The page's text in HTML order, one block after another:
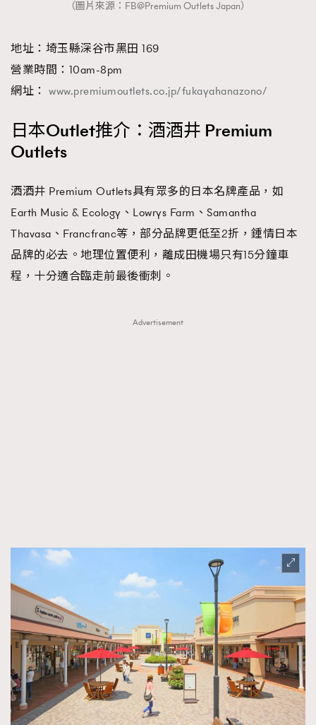
TRENDING
（圖片來源：FB@Premium Outlets Japan）
地址：埼玉縣深谷市黑田 169
營業時間：10am-8pm
網址： www.premiumoutlets.co.jp/fukayahanazono/
日本Outlet推介：酒酒井 Premium
Outlets
酒酒井 Premium Outlets具有眾多的日本名牌產品，如
Earth Music & Ecology、Lowrys Farm、Samantha
Thavasa、Francfranc等，部分品牌更低至2折，鍾情日本
品牌的必去。地理位置便利，離成田機場只有15分鐘車
程，十分適合臨走前最後衝刺。
Advertisement